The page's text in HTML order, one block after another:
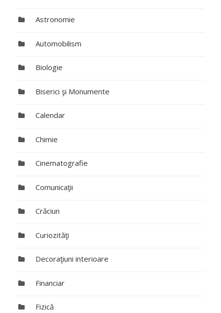
Astronomie
Automobilism
Biologie
Biserici şi Monumente
Calendar
Chimie
Cinematografie
Comunicaţii
Crăciun
Curiozităţi
Decoraţiuni interioare
Financiar
Fizică